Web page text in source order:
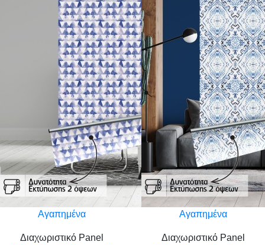
Αγαπημένα
Διαχωριστικό Panel
Αγαπημένα
Διαχωριστικό Panel